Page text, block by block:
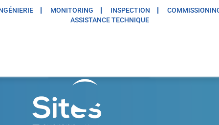
MONITORING INSPECTION
ASSISTANCE TECHNIQUE